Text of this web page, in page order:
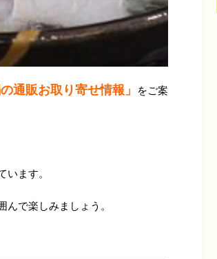
通販お取り寄せ情報」
をご案
ます。
で楽しみましょう。